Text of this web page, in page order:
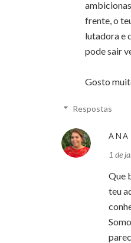
frente, o
lutadora e
pode sair
Gosto
Respostas
ANA
1 de
Que
teu